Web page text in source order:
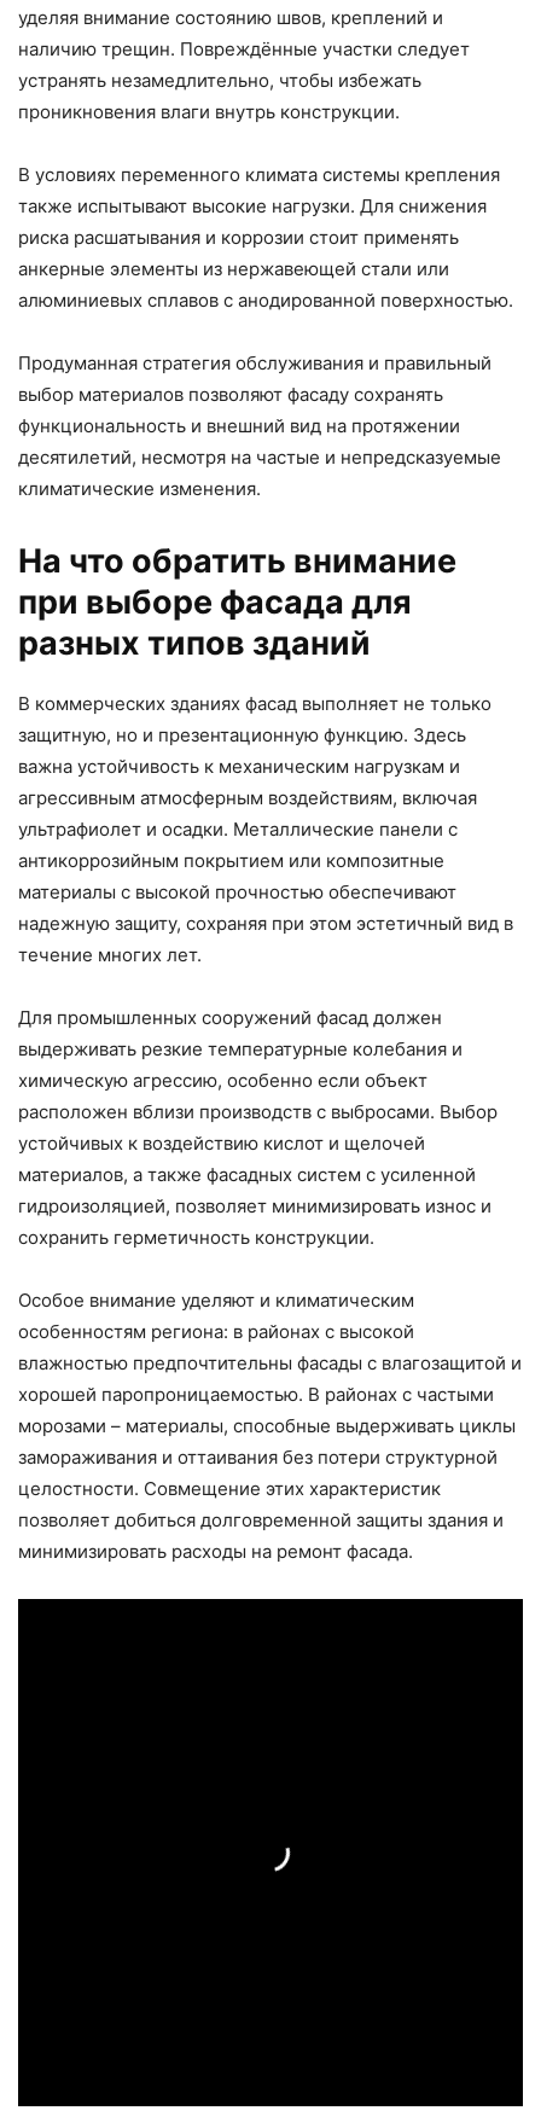
уделяя внимание состоянию швов, креплений и
наличию трещин. Повреждённые участки следует
устранять незамедлительно, чтобы избежать
проникновения влаги внутрь конструкции.
В условиях переменного климата системы крепления
также испытывают высокие нагрузки. Для снижения
риска расшатывания и коррозии стоит применять
анкерные элементы из нержавеющей стали или
алюминиевых сплавов с анодированной поверхностью.
Продуманная стратегия обслуживания и правильный
выбор материалов позволяют фасаду сохранять
функциональность и внешний вид на протяжении
десятилетий, несмотря на частые и непредсказуемые
климатические изменения.
На что обратить внимание
при выборе фасада для
разных типов зданий
В коммерческих зданиях фасад выполняет не только
защитную, но и презентационную функцию. Здесь
важна устойчивость к механическим нагрузкам и
агрессивным атмосферным воздействиям, включая
ультрафиолет и осадки. Металлические панели с
антикоррозийным покрытием или композитные
материалы с высокой прочностью обеспечивают
надежную защиту, сохраняя при этом эстетичный вид в
течение многих лет.
Для промышленных сооружений фасад должен
выдерживать резкие температурные колебания и
химическую агрессию, особенно если объект
расположен вблизи производств с выбросами. Выбор
устойчивых к воздействию кислот и щелочей
материалов, а также фасадных систем с усиленной
гидроизоляцией, позволяет минимизировать износ и
сохранить герметичность конструкции.
Особое внимание уделяют и климатическим
особенностям региона: в районах с высокой
влажностью предпочтительны фасады с влагозащитой и
хорошей паропроницаемостью. В районах с частыми
морозами – материалы, способные выдерживать циклы
замораживания и оттаивания без потери структурной
целостности. Совмещение этих характеристик
позволяет добиться долговременной защиты здания и
минимизировать расходы на ремонт фасада.